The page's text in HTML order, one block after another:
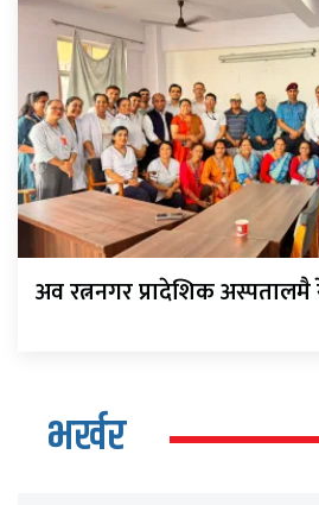
अव रत्ननगर प्रादेशिक
भर्खर